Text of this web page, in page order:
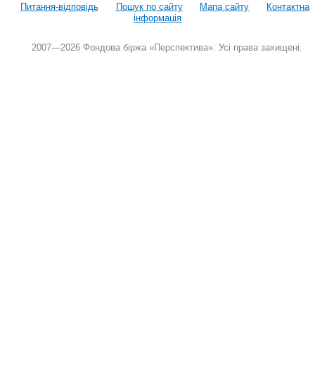
Питання-відповідь Пошук по сайту Мапа сайту
Контактна
інформація
2007—2026 Фондова біржа «Перспектива». Усі права захищені.